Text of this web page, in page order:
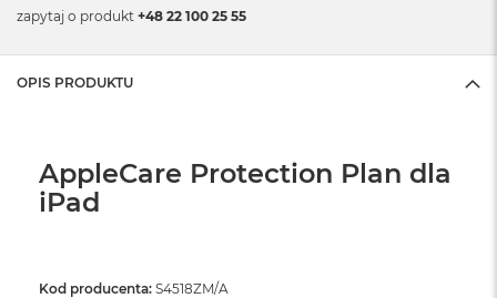
zapytaj o produkt +48 22 100 25 55
OPIS PRODUKTU
AppleCare Protection Plan dla
iPad
Kod producenta: S4518ZM/A